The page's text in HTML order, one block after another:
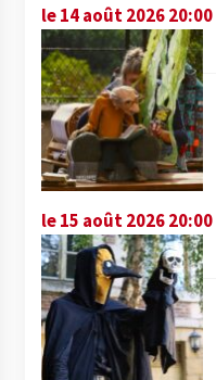
le 14 août 2026 20:00
le 15 août 2026 20:00